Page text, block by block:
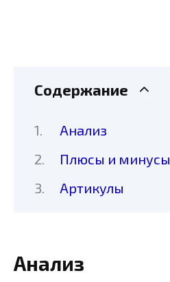
Содержание
Анализ
Плюсы и минусы
Артикулы
Анализ